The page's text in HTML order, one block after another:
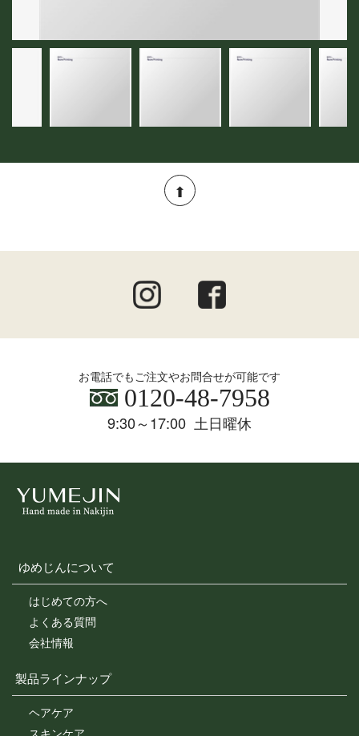
お電話でもご注文やお問合せが可能です
0120-48-7958
9:30～17:00 土日曜休
ゆめじんについて
はじめての方へ
よくある質問
会社情報
製品ラインナップ
ヘアケア
スキンケア